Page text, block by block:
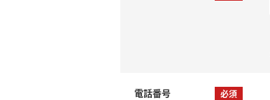
電話番号 必須